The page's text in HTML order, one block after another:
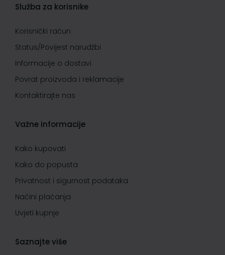
Služba za korisnike
Korisnički račun
Status/Povijest narudžbi
Informacije o dostavi
Povrat proizvoda i reklamacije
Kontaktirajte nas
Važne informacije
Kako kupovati
Kako do popusta
Privatnost i sigurnost podataka
Načini plaćanja
Uvjeti kupnje
Saznajte više